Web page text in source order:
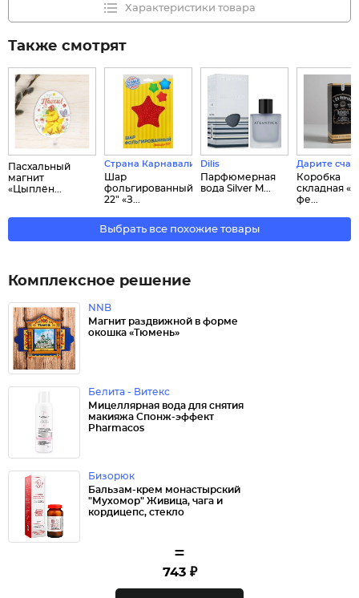
Характеристики товара
Также смотрят
Пасхальный
магнит
«Цыплён...
Страна Карнавалия
Шар
фольгированный
22" «З...
Dilis
Парфюмерная
вода Silver M...
Дарите
Коробка
складная «С
фе...
Выбрать все похожие товары
Комплексное решение
NNB
Магнит раздвижной в форме
окошка «Тюмень»
Белита - Витекс
Мицеллярная вода для снятия
макияжа Спонж-эффект
Pharmacos
Бизорюк
Бальзам-крем монастырский
"Мухомор" Живица, чага и
кордицепс, стекло
=
743 ₽